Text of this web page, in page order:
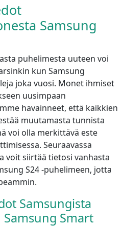
Samsung
puhelimesta uuteen voi
kun Samsung
joka vuosi. Monet ihmiset
uusimpaan
havainneet, että kaikkien
muutamasta tunnista
voi olla merkittävä este
Seuraavassa
voit siirtää tietosi vanhasta
S24 -puhelimeen, jotta
Samsungista
Samsung Smart